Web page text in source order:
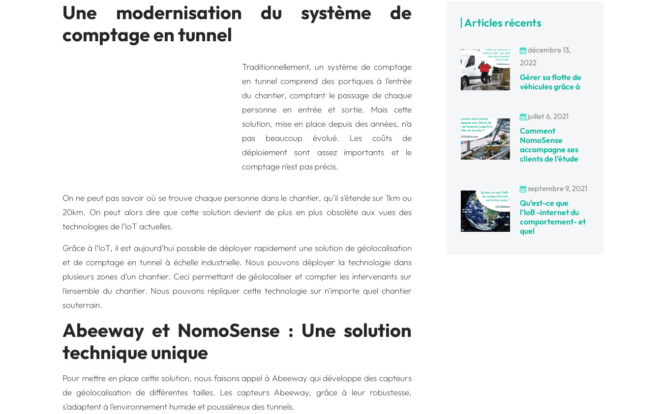
Une modernisation du système de
comptage en tunnel
Traditionnellement, un système de comptage
en tunnel comprend des portiques à l’entrée
du chantier, comptant le passage de chaque
personne en entrée et sortie. Mais cette
solution, mise en place depuis des années, n’a
pas beaucoup évolué. Les coûts de
déploiement sont assez importants et le
comptage n’est pas précis.
On ne peut pas savoir où se trouve chaque personne dans le chantier, qu’il s’étende sur 1km ou
20km. On peut alors dire que cette solution devient de plus en plus obsolète aux vues des
technologies de l’IoT actuelles.
Grâce à l’IoT, il est aujourd’hui possible de déployer rapidement une solution de géolocalisation
et de comptage en tunnel à échelle industrielle. Nous pouvons déployer la technologie dans
plusieurs zones d’un chantier. Ceci permettant de géolocaliser et compter les intervenants sur
l’ensemble du chantier. Nous pouvons répliquer cette technologie sur n’importe quel chantier
souterrain.
Abeeway et NomoSense : Une solution
technique unique
Pour mettre en place cette solution, nous faisons appel à Abeeway qui développe des capteurs
de géolocalisation de différentes tailles. Les capteurs Abeeway, grâce à leur robustesse,
s’adaptent à l’environnement humide et poussiéreux des tunnels.
Articles récents
décembre 13,
2022
Gérer sa flotte de
véhicules grâce à
juillet 6, 2021
Comment
NomoSense
accompagne ses
clients de l’étude
septembre 9, 2021
Qu’est-ce que
l’IoB -internet du
comportement- et
quel